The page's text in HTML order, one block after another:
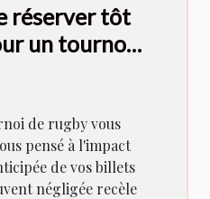
réserver tôt
un tournoi
de rugby vous
pensé à l'impact
de vos billets
négligée recèle